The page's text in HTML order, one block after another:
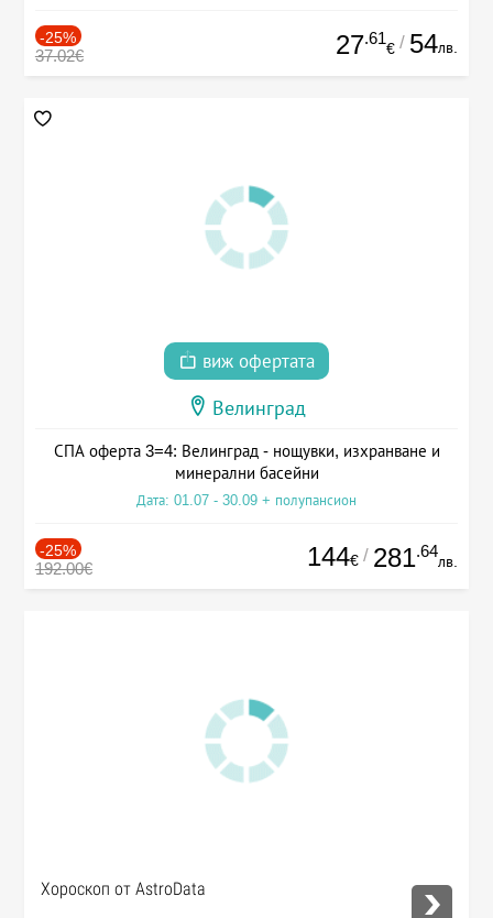
-25%
37.02€ 27.61
€ / 54лв.
виж офертата
Велинград
СПА оферта 3=4: Велинград - нощувки, изхранване и
минерални басейни
Дата: 01.07 - 30.09 + полупансион
-25%
192.00€ 144€ / 281.64
лв.
Хороскоп от AstroData